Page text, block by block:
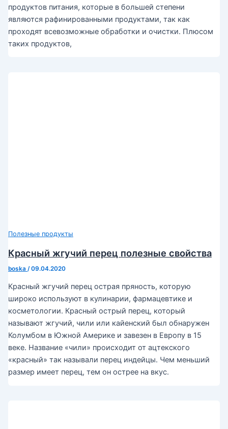
продуктов питания, которые в большей степени
являются рафинированными продуктами, так как
проходят всевозможные обработки и очистки. Плюсом
таких продуктов,
Полезные продукты
Красный жгучий перец полезные свойства
boska /09.04.2020
Красный жгучий перец острая пряность, которую
широко используют в кулинарии, фармацевтике и
косметологии. Красный острый перец, который
называют жгучий, чили или кайенский был обнаружен
Колумбом в Южной Америке и завезен в Европу в 15
веке. Название «чили» происходит от ацтекского
«красный» так называли перец индейцы. Чем меньший
размер имеет перец, тем он острее на вкус.